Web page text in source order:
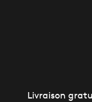
Livraison